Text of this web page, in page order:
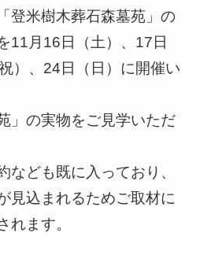
登米樹木葬石森墓苑」の
11月16日（土）、17日
）、24日（日）に開催い
」の実物をご見学いただ
なども既に入っており、
見込まれるためご取材に
れます。